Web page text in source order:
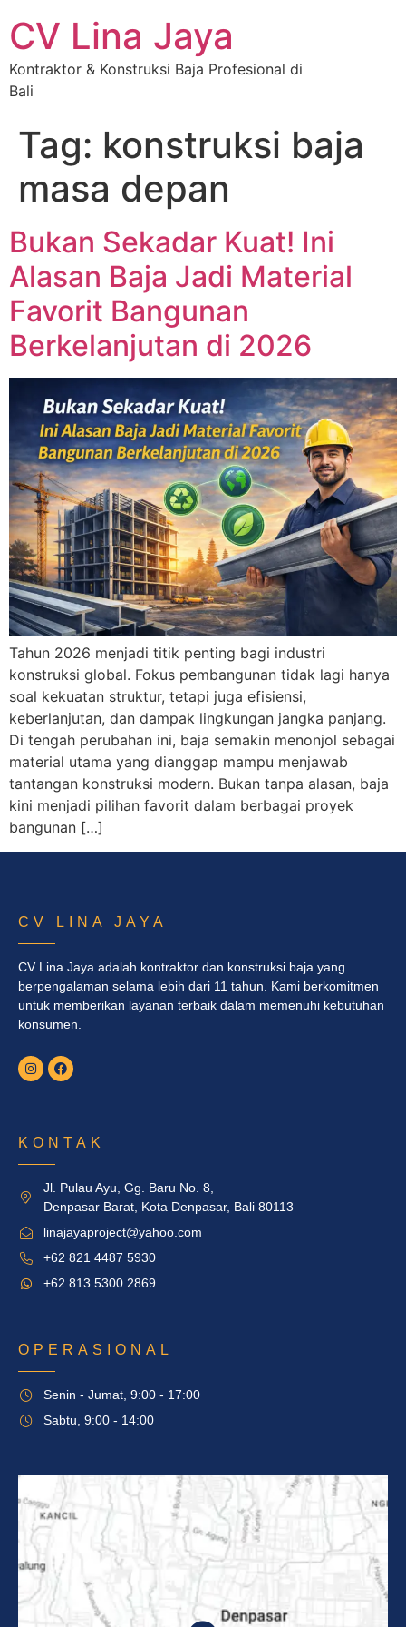
CV Lina Jaya
Kontraktor & Konstruksi Baja Profesional di
Bali
Tag: konstruksi baja
masa depan
Bukan Sekadar Kuat! Ini
Alasan Baja Jadi Material
Favorit Bangunan
Berkelanjutan di 2026
Tahun 2026 menjadi titik penting bagi industri
konstruksi global. Fokus pembangunan tidak lagi hanya
soal kekuatan struktur, tetapi juga efisiensi,
keberlanjutan, dan dampak lingkungan jangka panjang.
Di tengah perubahan ini, baja semakin menonjol sebagai
material utama yang dianggap mampu menjawab
tantangan konstruksi modern. Bukan tanpa alasan, baja
kini menjadi pilihan favorit dalam berbagai proyek
bangunan […]
CV LINA JAYA
CV Lina Jaya adalah kontraktor dan konstruksi baja yang
berpengalaman selama lebih dari 11 tahun. Kami berkomitmen
untuk memberikan layanan terbaik dalam memenuhi kebutuhan
konsumen.
KONTAK
Jl. Pulau Ayu, Gg. Baru No. 8,
Denpasar Barat, Kota Denpasar, Bali 80113
linajayaproject@yahoo.com
+62 821 4487 5930
+62 813 5300 2869
OPERASIONAL
Senin - Jumat, 9:00 - 17:00
Sabtu, 9:00 - 14:00